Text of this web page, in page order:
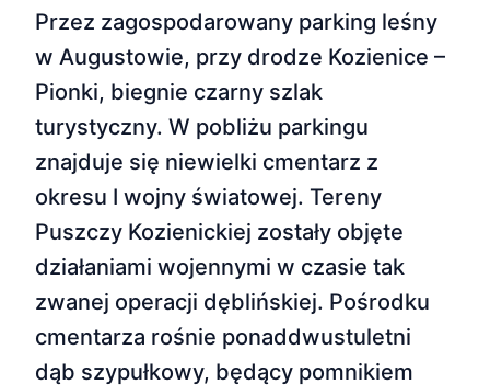
Przez zagospodarowany parking leśny
w Augustowie, przy drodze Kozienice –
Pionki, biegnie czarny szlak
turystyczny. W pobliżu parkingu
znajduje się niewielki cmentarz z
okresu I wojny światowej. Tereny
Puszczy Kozienickiej zostały objęte
działaniami wojennymi w czasie tak
zwanej operacji dęblińskiej. Pośrodku
cmentarza rośnie ponaddwustuletni
dąb szypułkowy, będący pomnikiem